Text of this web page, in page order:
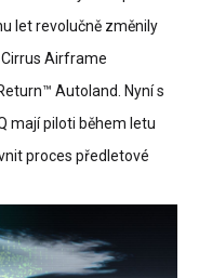
let revolučně změnily
Airframe
Autoland. Nyní s
mají piloti během letu
proces předletové